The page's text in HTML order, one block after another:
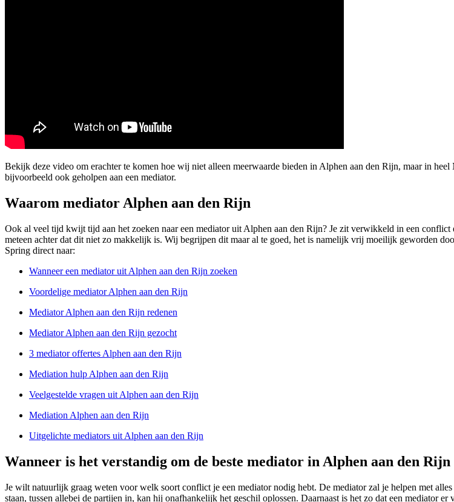
Bekijk deze video om erachter te komen hoe wij niet alleen meerwaarde bieden in Alphen aan den Rijn, maar in
bijvoorbeeld ook geholpen aan een mediator.
Waarom mediator Alphen aan den Rijn
Ook al veel tijd kwijt tijd aan het zoeken naar een mediator uit Alphen aan den Rijn? Je zit verwikkeld in een
meteen achter dat dit niet zo makkelijk is. Wij begrijpen dit maar al te goed, het is namelijk vrij moeilijk geworden
Spring direct naar:
Wanneer een mediator uit Alphen aan den Rijn zoeken
Voordelige mediator Alphen aan den Rijn
Mediator Alphen aan den Rijn redenen
Mediator Alphen aan den Rijn gezocht
3 mediator offertes Alphen aan den Rijn
Mediation hulp Alphen aan den Rijn
Veelgestelde vragen uit Alphen aan den Rijn
Mediation Alphen aan den Rijn
Uitgelichte mediators uit Alphen aan den Rijn
Wanneer is het verstandig om de beste mediator in Alphen aan den Rijn
Je wilt natuurlijk graag weten voor welk soort conflict je een mediator nodig hebt. De mediator zal je helpen met
staan, tussen allebei de partijen in, kan hij onafhankelijk het geschil oplossen. Daarnaast is het zo dat een mediator